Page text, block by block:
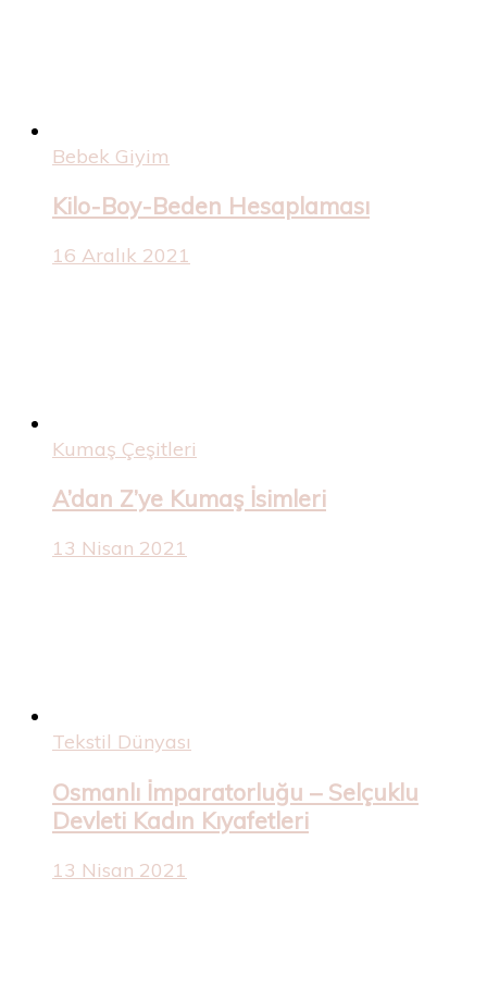
Bebek Giyim
Kilo-Boy-Beden Hesaplaması
16 Aralık 2021
Kumaş Çeşitleri
A’dan Z’ye Kumaş İsimleri
13 Nisan 2021
Tekstil Dünyası
Osmanlı İmparatorluğu – Selçuklu
Devleti Kadın Kıyafetleri
13 Nisan 2021